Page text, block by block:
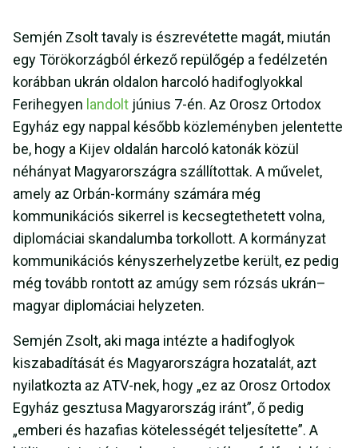
Semjén Zsolt tavaly is észrevétette magát, miután
egy Törökorzágból érkező repülőgép a fedélzetén
korábban ukrán oldalon harcoló hadifoglyokkal
Ferihegyen landolt június 7-én. Az Orosz Ortodox
Egyház egy nappal később közleményben jelentette
be, hogy a Kijev oldalán harcoló katonák közül
néhányat Magyarországra szállítottak. A művelet,
amely az Orbán-kormány számára még
kommunikációs sikerrel is kecsegtethetett volna,
diplomáciai skandalumba torkollott. A kormányzat
kommunikációs kényszerhelyzetbe került, ez pedig
még tovább rontott az amúgy sem rózsás ukrán–
magyar diplomáciai helyzeten.
Semjén Zsolt, aki maga intézte a hadifoglyok
kiszabadítását és Magyarországra hozatalát, azt
nyilatkozta az ATV-nek, hogy „ez az Orosz Ortodox
Egyház gesztusa Magyarország iránt”, ő pedig
„emberi és hazafias kötelességét teljesítette”. A